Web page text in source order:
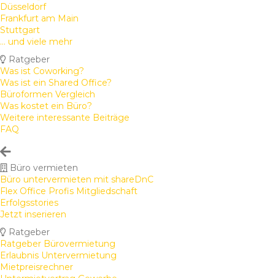
Düsseldorf
Frankfurt am Main
Stuttgart
... und viele mehr
Ratgeber
Was ist Coworking?
Was ist ein Shared Office?
Büroformen Vergleich
Was kostet ein Büro?
Weitere interessante Beiträge
FAQ
Büro vermieten
Büro untervermieten mit shareDnC
Flex Office Profis Mitgliedschaft
Erfolgsstories
Jetzt inserieren
Ratgeber
Ratgeber Bürovermietung
Erlaubnis Untervermietung
Mietpreisrechner